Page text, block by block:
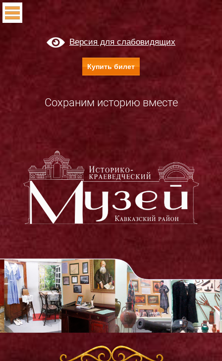
Версия для слабовидящих
Купить билет
Сохраним историю вместе